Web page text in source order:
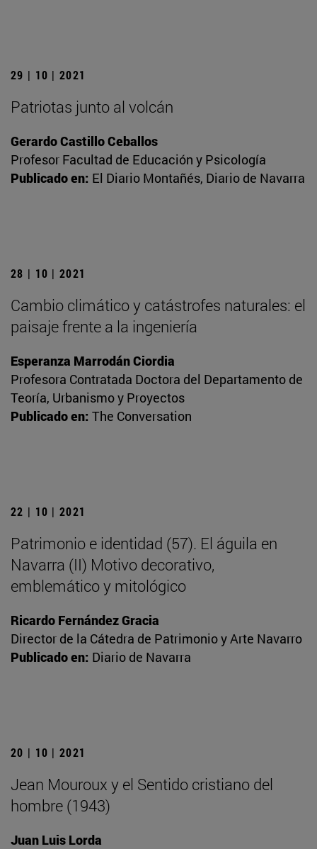
29 | 10 | 2021
Patriotas junto al volcán
Gerardo Castillo Ceballos
Profesor Facultad de Educación y Psicología
Publicado en: El Diario Montañés, Diario de Navarra
28 | 10 | 2021
Cambio climático y catástrofes naturales: el
paisaje frente a la ingeniería
Esperanza Marrodán Ciordia
Profesora Contratada Doctora del Departamento de
Teoría, Urbanismo y Proyectos
Publicado en: The Conversation
22 | 10 | 2021
Patrimonio e identidad (57). El águila en
Navarra (II) Motivo decorativo,
emblemático y mitológico
Ricardo Fernández Gracia
Director de la Cátedra de Patrimonio y Arte Navarro
Publicado en: Diario de Navarra
20 | 10 | 2021
Jean Mouroux y el Sentido cristiano del
hombre (1943)
Juan Luis Lorda